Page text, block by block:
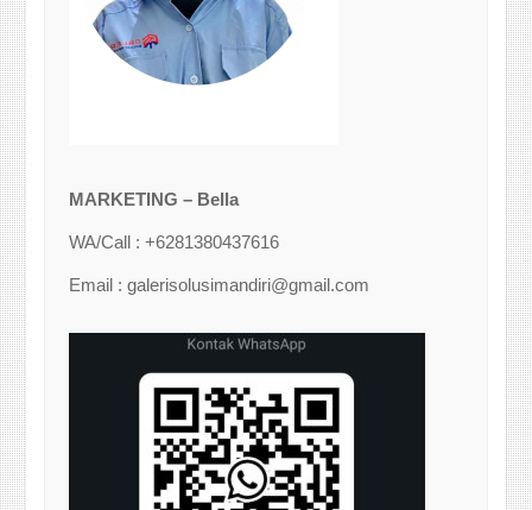
MARKETING – Bella
WA/Call : +6281380437616
Email : galerisolusimandiri@gmail.com